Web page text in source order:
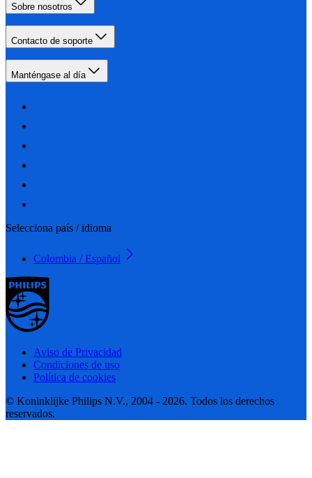
Sobre nosotros
Contacto de soporte
Manténgase al día
Selecciona país / idioma
Colombia / Español
Aviso de Privacidad
Condiciones de uso
Política de cookies
© Koninklijke Philips N.V., 2004 - 2026. Todos los derechos
reservados.